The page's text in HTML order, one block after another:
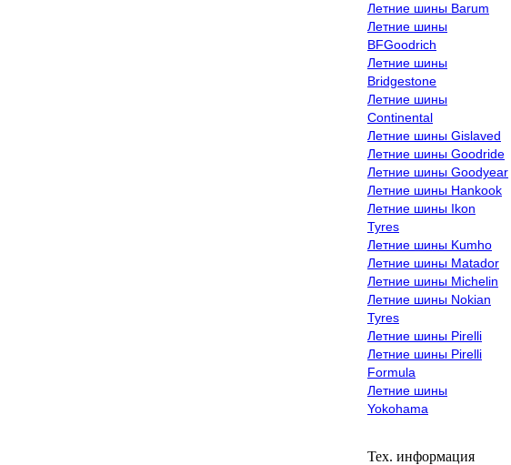
Летние шины Barum
Летние шины
BFGoodrich
Летние шины
Bridgestone
Летние шины
Continental
Летние шины Gislaved
Летние шины Goodride
Летние шины Goodyear
Летние шины Hankook
Летние шины Ikon
Tyres
Летние шины Kumho
Летние шины Matador
Летние шины Michelin
Летние шины Nokian
Tyres
Летние шины Pirelli
Летние шины Pirelli
Formula
Летние шины
Yokohama
Тех. информация